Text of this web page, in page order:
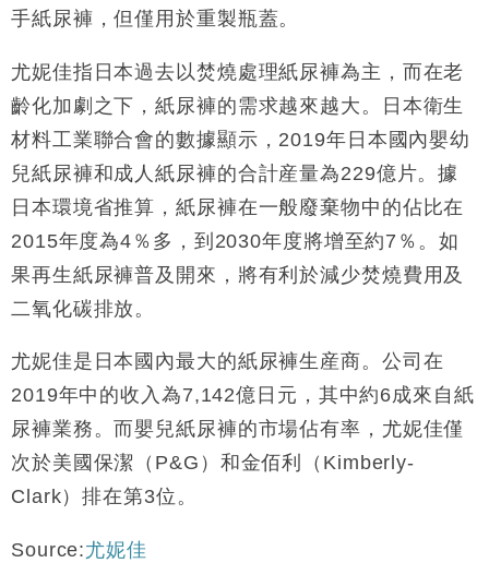
手紙尿褲，但僅用於重製瓶蓋。
尤妮佳指日本過去以焚燒處理紙尿褲為主，而在老
齡化加劇之下，紙尿褲的需求越來越大。日本衛生
材料工業聯合會的數據顯示，2019年日本國內嬰幼
兒紙尿褲和成人紙尿褲的合計産量為229億片。據
日本環境省推算，紙尿褲在一般廢棄物中的佔比在
2015年度為4％多，到2030年度將增至約7％。如
果再生紙尿褲普及開來，將有利於減少焚燒費用及
二氧化碳排放。
尤妮佳是日本國內最大的紙尿褲生産商。公司在
2019年中的收入為7,142億日元，其中約6成來自紙
尿褲業務。而嬰兒紙尿褲的市場佔有率，尤妮佳僅
次於美國保潔（P&G）和金佰利（Kimberly-
Clark）排在第3位。
Source:尤妮佳